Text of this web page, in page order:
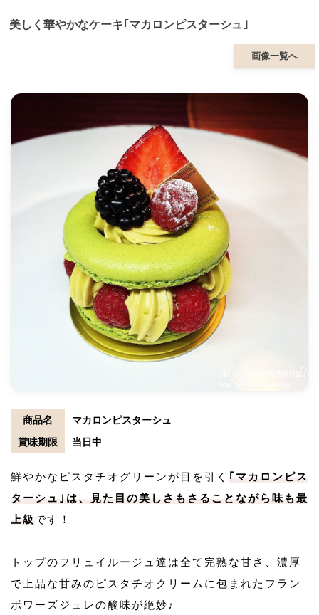
美しく華やかなケーキ｢マカロンピスターシュ｣
画像一覧へ
商品名
マカロンピスターシュ
賞味期限
当日中
鮮やかなピスタチオグリーンが目を引く ｢マカロンピス
ターシュ｣は、見た目の美しさもさることながら味も最
上級 です！
トップのフリュイルージュ達は全て完熟な甘さ、濃厚
で上品な甘みのピスタチオクリームに包まれたフラン
ボワーズジュレの酸味が絶妙♪